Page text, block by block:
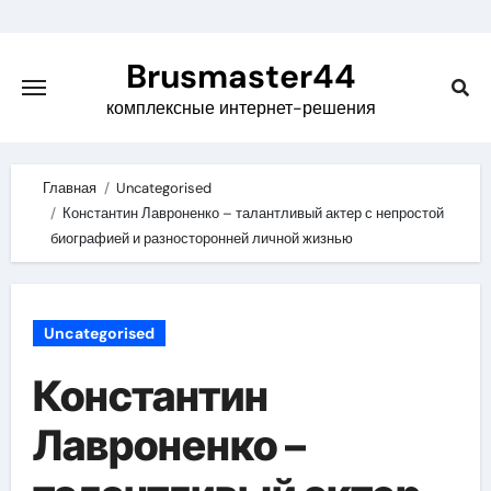
content
Brusmaster44
комплексные интернет-решения
Главная
Uncategorised
Константин Лавроненко – талантливый актер с непростой
биографией и разносторонней личной жизнью
Uncategorised
Константин
Лавроненко –